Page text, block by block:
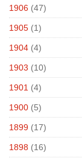
1906 (47)
1905 (1)
1904 (4)
1903 (10)
1901 (4)
1900 (5)
1899 (17)
1898 (16)